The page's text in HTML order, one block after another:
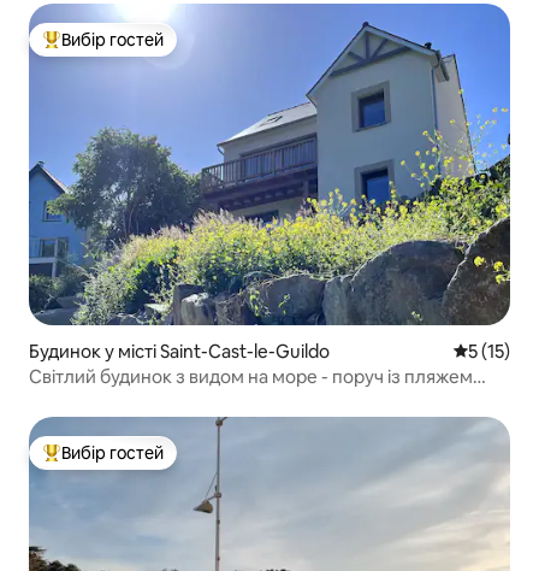
Топ вибір гостей
Вибір гостей
Будинок у місті Saint-Cast-le-Guildo Середня
5 (15)
Світлий будинок з видом на море - поруч із пляжем
Топ вибір гостей
Вибір гостей